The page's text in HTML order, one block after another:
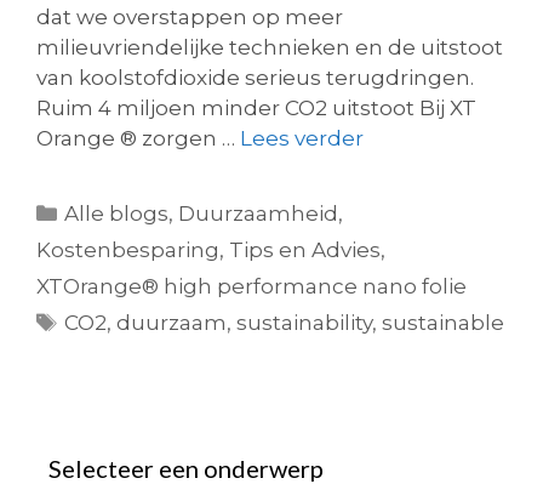
dat we overstappen op meer
milieuvriendelijke technieken en de uitstoot
van koolstofdioxide serieus terugdringen.
Ruim 4 miljoen minder CO2 uitstoot Bij XT
Orange ® zorgen … Lees verder
Alle blogs, Duurzaamheid,
Kostenbesparing, Tips en Advies,
XTOrange® high performance nano folie
CO2,duurzaam,sustainability,sustainable
Selecteer een onderwerp